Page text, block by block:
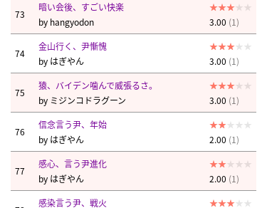
73
暗い会後、すごい快楽
by hangyodon 3.00 (1)
74
金山行く、尹慚愧
by はぎやん 3.00 (1)
75
猿、バイデン噛んで威張るさ。
by ミジンコドラグーン 3.00 (1)
76
信念言う尹、年始
by はぎやん 2.00 (1)
77
感心、言う尹進化
by はぎやん 2.00 (1)
感染言う尹、戦火